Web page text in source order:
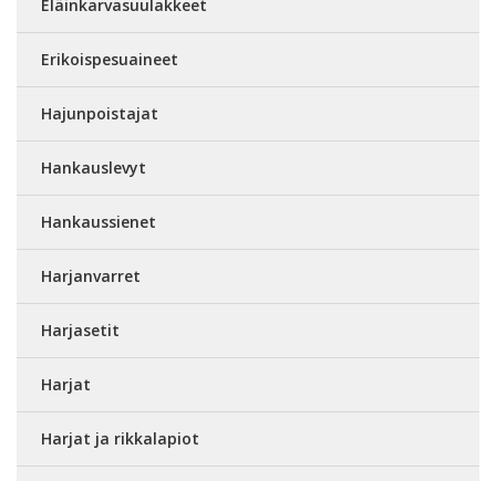
Eläinkarvasuulakkeet
Erikoispesuaineet
Hajunpoistajat
Hankauslevyt
Hankaussienet
Harjanvarret
Harjasetit
Harjat
Harjat ja rikkalapiot